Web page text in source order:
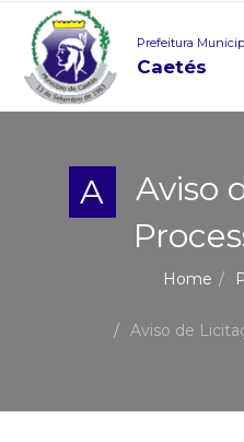
Prefeitura
Caetés
A
Aviso
Home
Aviso de